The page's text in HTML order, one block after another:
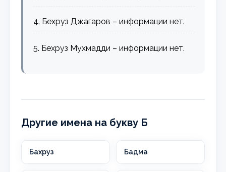
4. Бехруз Джагаров – информации нет.
5. Бехруз Мухмадди – информации нет.
Другие имена на букву Б
Бахруз Бадма